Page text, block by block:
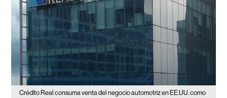
Crédito Real consuma venta del negocio automotriz en EE.UU. como